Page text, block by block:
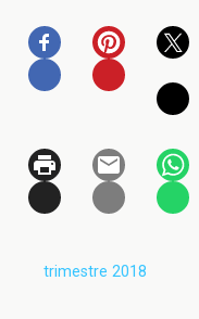
trimestre 2018